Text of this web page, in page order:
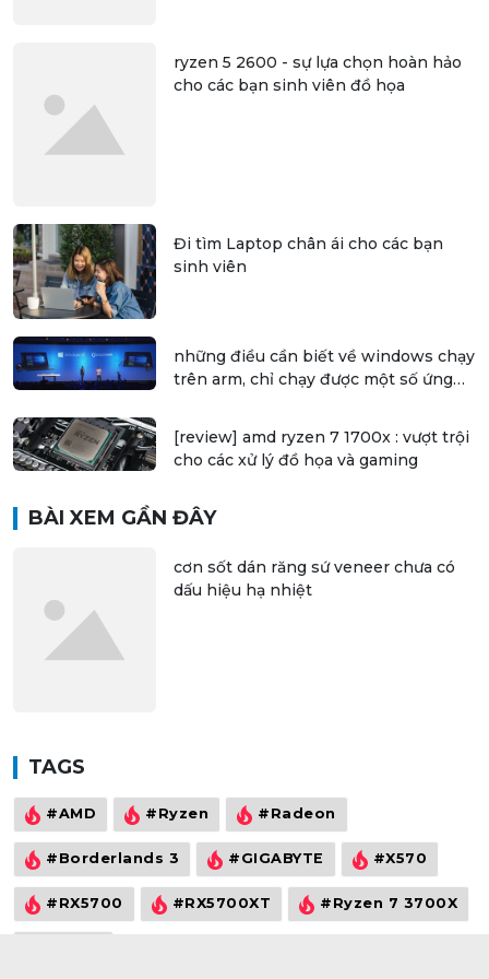
ryzen 5 2600 - sự lựa chọn hoàn hảo
cho các bạn sinh viên đồ họa
Đi tìm Laptop chân ái cho các bạn
sinh viên
những điều cần biết về windows chạy
trên arm, chỉ chạy được một số ứng
[review] amd ryzen 7 1700x : vượt trội
cho các xử lý đồ họa và gaming
BÀI XEM GẦN ĐÂY
cơn sốt dán răng sứ veneer chưa có
dấu hiệu hạ nhiệt
TAGS
#AMD #Ryzen #Radeon
#Borderlands 3 #GIGABYTE #X570
#RX5700 #RX5700XT #Ryzen 7 3700X